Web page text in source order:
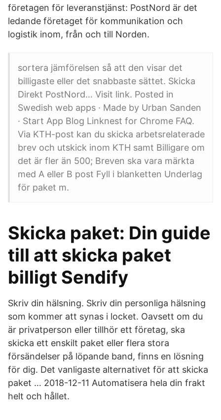
företagen för leveranstjänst: PostNord är det
ledande företaget för kommunikation och
logistik inom, från och till Norden.
sortera jämförelsen så att den visar det
billigaste eller det snabbaste sättet. Skicka
Direkt PostNord… Visit link. Posted in
Swedish web apps · Made by Urban Sanden
· Start App Blog Linknest for Chrome FAQ.
Via KTH-post kan du skicka arbetsrelaterade
brev och utskick inom KTH samt Billigare om
det är fler än 500; Breven ska vara märkta
med A eller B post Fyll i blanketten Underlag
för paket m.
Skicka paket: Din guide
till att skicka paket
billigt Sendify
Skriv din hälsning. Skriv din personliga hälsning
som kommer att synas i locket. Oavsett om du
är privatperson eller tillhör ett företag, ska
skicka ett enskilt paket eller flera stora
försändelser på löpande band, finns en lösning
för dig. Det vanligaste alternativet för att skicka
paket … 2018-12-11 Automatisera hela din frakt
helt och hållet.